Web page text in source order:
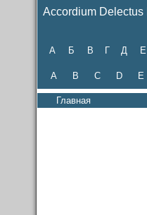
Accordium Delectus
А Б В Г Д Е
A B C D E
Главная